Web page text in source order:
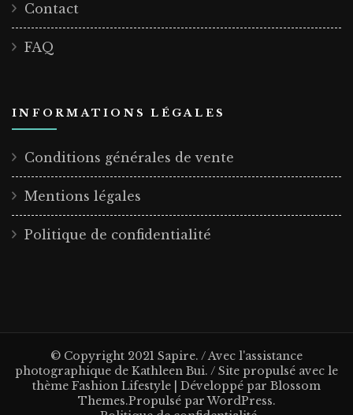
Contact
FAQ
INFORMATIONS LÉGALES
Conditions générales de vente
Mentions légales
Politique de confidentialité
© Copyright 2021 Sapire. / Avec l'assistance
photographique de Kathleen Bui. / Site propulsé avec le
thème Fashion Lifestyle | Développé par Blossom
Themes.Propulsé parWordPress.